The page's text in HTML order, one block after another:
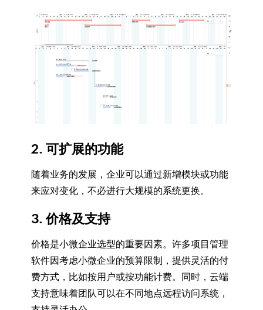
2. 可扩展的功能
随着业务的发展，企业可以通过新增模块或功能
来应对变化，不必进行大规模的系统更换。
3. 价格及支持
价格是小微企业选型的重要因素。许多项目管理
软件因考虑小微企业的预算限制，提供灵活的付
费方式，比如按用户或按功能计费。同时，云端
支持意味着团队可以在不同地点远程访问系统，